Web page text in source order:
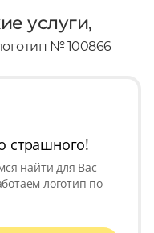
услуги,
№ 100866
страшного!
найти для Вас
логотип по